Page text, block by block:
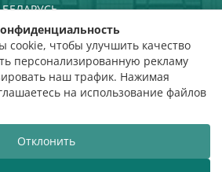
КУЛЬТУРЫ
БЕЛАРУСЬ
ОЦЕНКИ
отзывов
Разработка сайтаВТОП3
чтобы улучшить качество
персонализированную рекламу
наш трафик. Нажимая
на использование файлов
Отклонить